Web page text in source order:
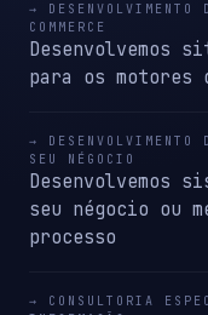
→
COMMERCE
Desenvolvemos
para os motores
→ DESENVOLVIMENTO
SEU NÉGOCIO
Desenvolvemos
seu négocio ou
processo
→ CONSULTORIA